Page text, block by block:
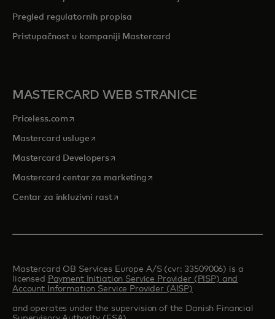
Pregled regulatornih propisa
Pristupačnost u kompaniji Mastercard
MASTERCARD WEB STRANICE
Priceless.com opens in a new tab
Mastercard uslugeopens in a new tab
Mastercard Developersopens in a new tab
Mastercard centar za marketingopens in a new tab
Centar za inkluzivni rastopens in a new tab
Mastercard OB Services Europe A/S (cvr: 33509006) is a
licensed Payment Initiation Service Provider (PISP) and
Account Information Service Provider (AISP)
and operates under the supervision of the Danish Financial